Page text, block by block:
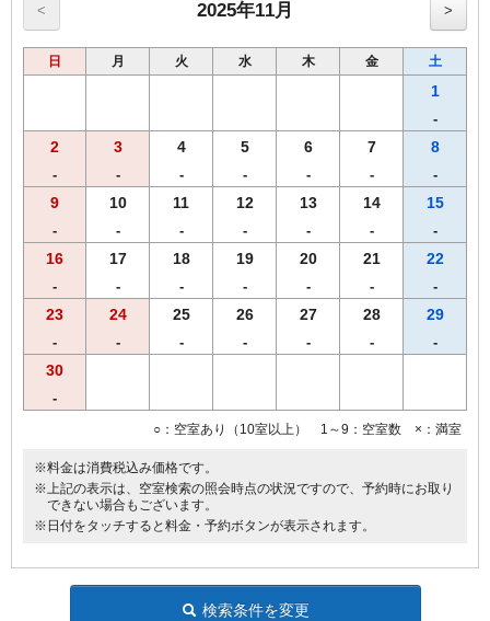
------------------------------------------------------
♪朝食付♪
スタッフが毎朝焼き上げる焼きたてパンをお召し上がりいただけま
・焼きたてパン
・モーニングカレーライス
・サラダ
・味付ゆで玉子
・ヨーグルト
・スープ
・紅茶
・ジュース
・牛乳
※朝食メニューおよび朝食時間は予告なく変更となる場合がございま
< 2025年11月 >
日 月 火 水 木 金 土
1
-
2
-
3
-
4
-
5
-
6
-
7
-
8
-
9
-
10
-
11
-
12
-
13
-
14
-
15
-
16
-
17
-
18
-
19
-
20
-
21
-
22
-
23
-
24
-
25
-
26
-
27
-
28
-
29
-
30
-
○：空室あり（10室以上） 1～9：空室数 ×：満室
※料金は消費税込み価格です。
※上記の表示は、空室検索の照会時点の状況ですので、予約時にお取り
できない場合もございます。
※日付をタッチすると料金・予約ボタンが表示されます。
検索条件を変更